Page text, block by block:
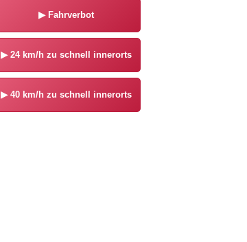
▶Fahrverbot
▶24 km/h zu schnell innerorts
▶40 km/h zu schnell innerorts